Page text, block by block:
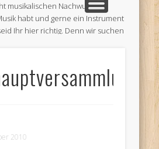
musikalischen Nachwuchs!
habt und gerne ein Instrument
Ihr hier richtig. Denn wir suchen
und dritten Montag im Monat ab 19
am Venneweg in Gescher.
Besuch
2010